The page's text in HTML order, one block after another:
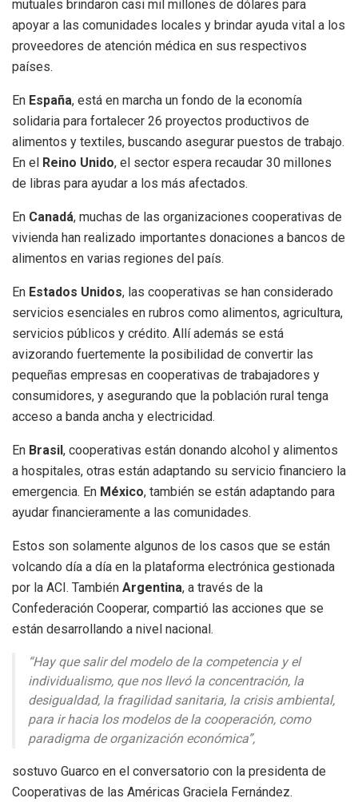
mutuales brindaron casi mil millones de dólares para
apoyar a las comunidades locales y brindar ayuda vital a los
proveedores de atención médica en sus respectivos
países.
En España, está en marcha un fondo de la economía
solidaria para fortalecer 26 proyectos productivos de
alimentos y textiles, buscando asegurar puestos de trabajo.
En el Reino Unido, el sector espera recaudar 30 millones
de libras para ayudar a los más afectados.
En Canadá, muchas de las organizaciones cooperativas de
vivienda han realizado importantes donaciones a bancos de
alimentos en varias regiones del país.
En Estados Unidos, las cooperativas se han considerado
servicios esenciales en rubros como alimentos, agricultura,
servicios públicos y crédito. Allí además se está
avizorando fuertemente la posibilidad de convertir las
pequeñas empresas en cooperativas de trabajadores y
consumidores, y asegurando que la población rural tenga
acceso a banda ancha y electricidad.
En Brasil, cooperativas están donando alcohol y alimentos
a hospitales, otras están adaptando su servicio financiero la
emergencia. En México, también se están adaptando para
ayudar financieramente a las comunidades.
Estos son solamente algunos de los casos que se están
volcando día a día en la plataforma electrónica gestionada
por la ACI. También Argentina, a través de la
Confederación Cooperar, compartió las acciones que se
están desarrollando a nivel nacional.
“Hay que salir del modelo de la competencia y el
individualismo, que nos llevó la concentración, la
desigualdad, la fragilidad sanitaria, la crisis ambiental,
para ir hacia los modelos de la cooperación, como
paradigma de organización económica”,
sostuvo Guarco en el conversatorio con la presidenta de
Cooperativas de las Américas Graciela Fernández.